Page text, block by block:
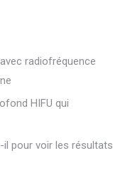
radiofréquence
HIFU qui
pour voir les résultats